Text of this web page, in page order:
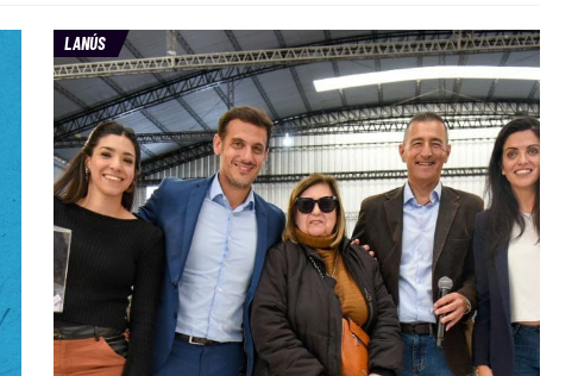
LANÚS